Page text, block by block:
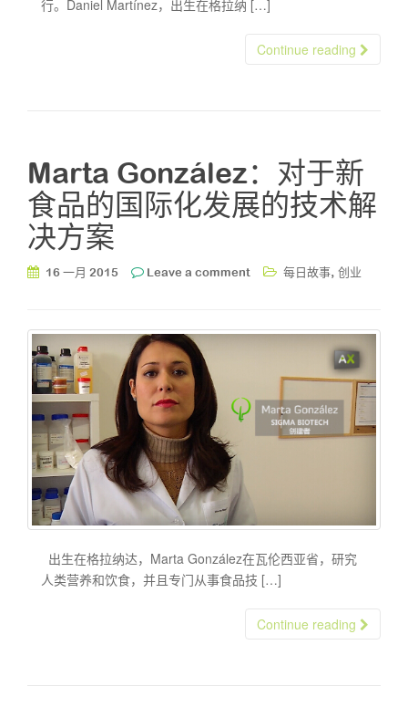
行。Daniel Martínez，出生在格拉纳 […]
Continue reading
Marta González：对于新
食品的国际化发展的技术解
决方案
16 一月 2015 Leave a comment 每日故事, 创业
出生在格拉纳达，Marta González在瓦伦西亚省，研究
人类营养和饮食，并且专门从事食品技 […]
Continue reading